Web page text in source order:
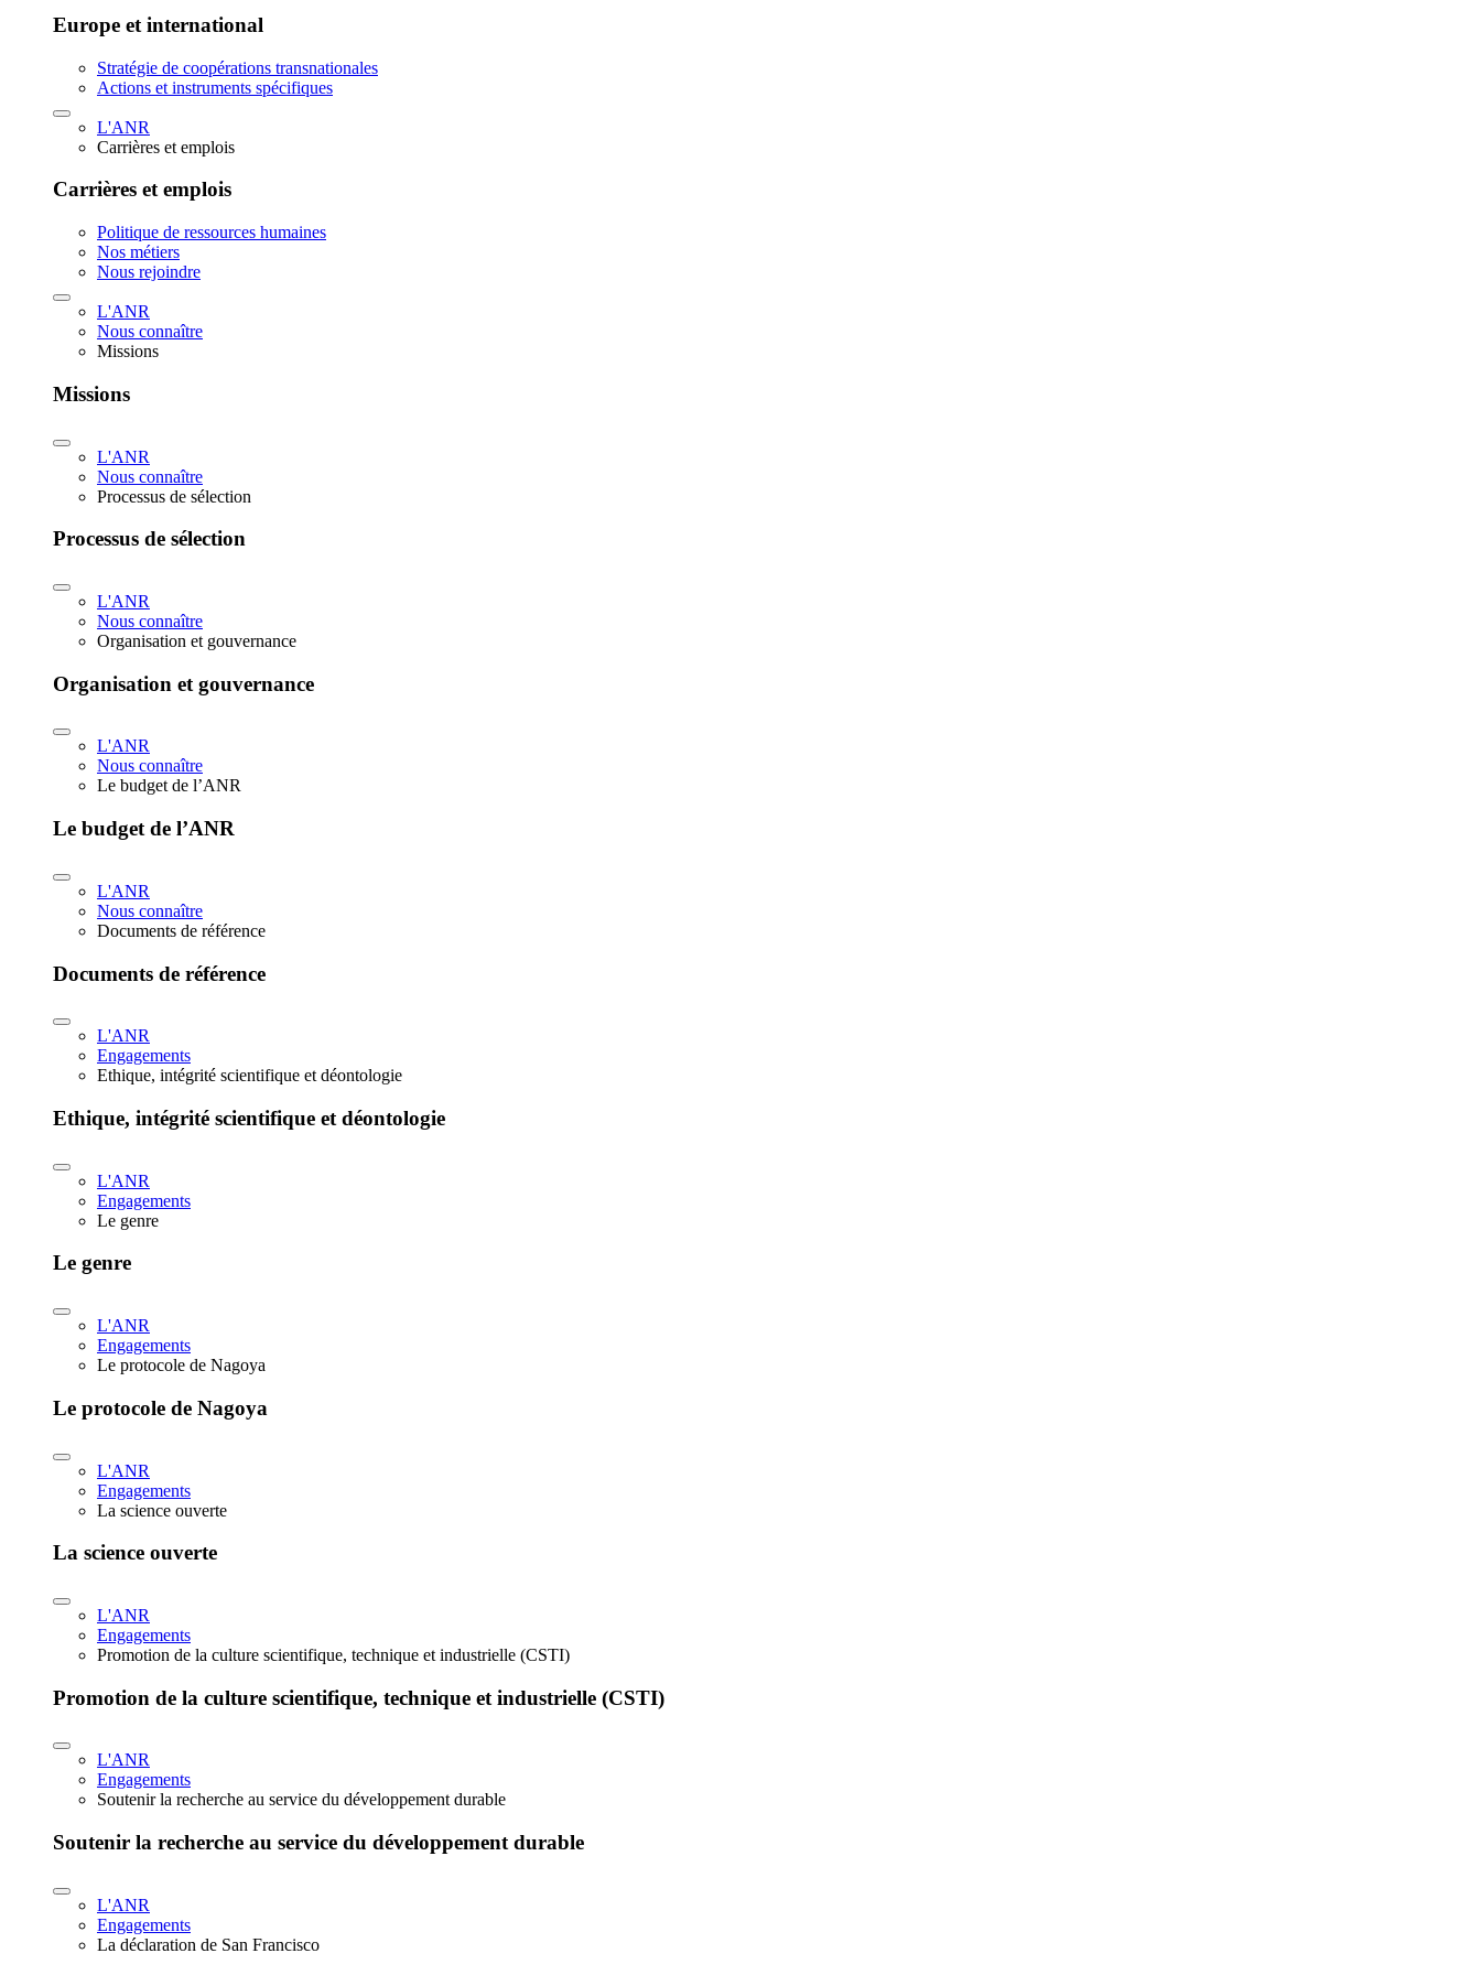
Europe et international
Stratégie de coopérations transnationales
Actions et instruments spécifiques
L'ANR
Carrières et emplois
Carrières et emplois
Politique de ressources humaines
Nos métiers
Nous rejoindre
L'ANR
Nous connaître
Missions
Missions
L'ANR
Nous connaître
Processus de sélection
Processus de sélection
L'ANR
Nous connaître
Organisation et gouvernance
Organisation et gouvernance
L'ANR
Nous connaître
Le budget de l’ANR
Le budget de l’ANR
L'ANR
Nous connaître
Documents de référence
Documents de référence
L'ANR
Engagements
Ethique, intégrité scientifique et déontologie
Ethique, intégrité scientifique et déontologie
L'ANR
Engagements
Le genre
Le genre
L'ANR
Engagements
Le protocole de Nagoya
Le protocole de Nagoya
L'ANR
Engagements
La science ouverte
La science ouverte
L'ANR
Engagements
Promotion de la culture scientifique, technique et industrielle (CSTI)
Promotion de la culture scientifique, technique et industrielle (CSTI)
L'ANR
Engagements
Soutenir la recherche au service du développement durable
Soutenir la recherche au service du développement durable
L'ANR
Engagements
La déclaration de San Francisco